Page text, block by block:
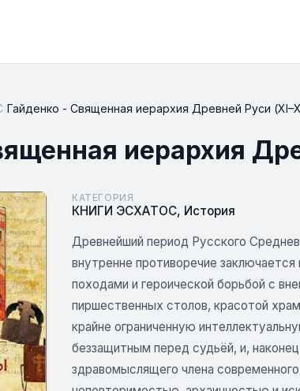
Гайденко - Священная иерархия Древней Руси
иерархия
КАТЕГОРИЯ
КНИГИ ЭСХАТОС, История
Древнейший период Русского
внутренне противоречие
походами и героической борьбой с
пиршественных столов, красотой
крайне ограниченную
беззащитным перед судьёй, и,
здравомыслящего члена